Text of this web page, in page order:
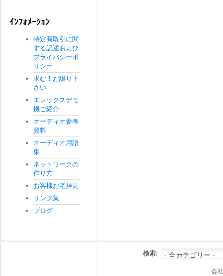
ｲﾝﾌｫﾒｰｼｮﾝ
特定商取引に関
する記述および
プライバシーポ
リシー
求む！お譲り下
さい
エレックスデモ
機ご紹介
オーディオ参考
資料
オーディオ用語
集
ネットワークの
作り方
お客様お宅拝見
リンク集
ブログ
検索:
会